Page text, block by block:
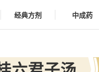
经典方剂 中成药